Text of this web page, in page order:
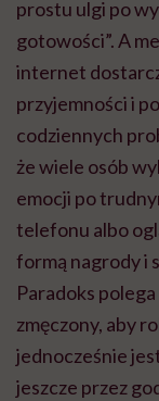
prostu ulgi po
gotowości”. A
internet
przyjemności i
codziennych
że wiele osób
emocji po
telefonu albo
formą nagrody i
Paradoks
zmęczony, aby
jednocześnie
jeszcze przez